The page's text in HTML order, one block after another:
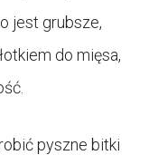
jest grubsze,
do mięsa,
pyszne bitki